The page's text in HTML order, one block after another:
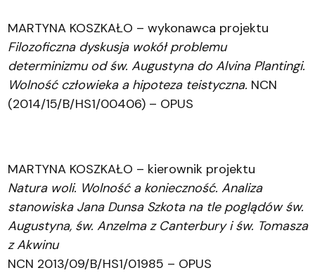
MARTYNA KOSZKAŁO – wykonawca projektu
Filozoficzna dyskusja wokół problemu
determinizmu od św. Augustyna do Alvina Plantingi.
Wolność człowieka a hipoteza teistyczna. NCN
(2014/15/B/HS1/00406) – OPUS
MARTYNA KOSZKAŁO – kierownik projektu
Natura woli. Wolność a konieczność. Analiza
stanowiska Jana Dunsa Szkota na tle poglądów św.
Augustyna, św. Anzelma z Canterbury i św. Tomasza
z Akwinu
NCN 2013/09/B/HS1/01985 – OPUS